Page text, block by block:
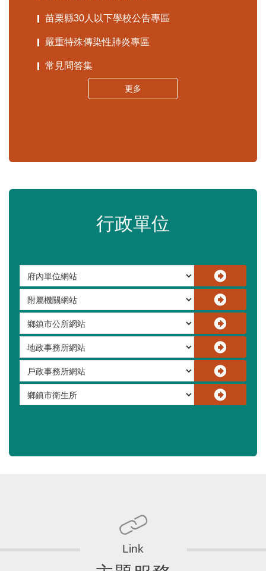
苗栗縣30人以下學校公告專區
嚴重特殊傳染性肺炎專區
行政單位